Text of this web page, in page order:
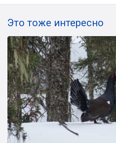
Это тоже интересно